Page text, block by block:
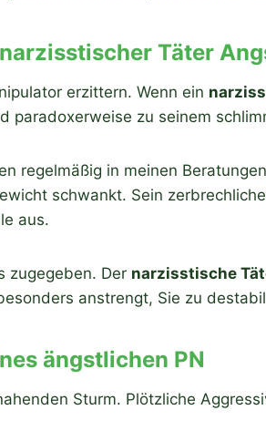
Täter
erzittern. Wenn ein
paradoxerweise zu seinem
regelmäßig in meinen
schwankt. Sein
aus.
zugegeben. Der narzisstische
anstrengt, Sie zu
ängstlichen PN
Sturm. Plötzliche